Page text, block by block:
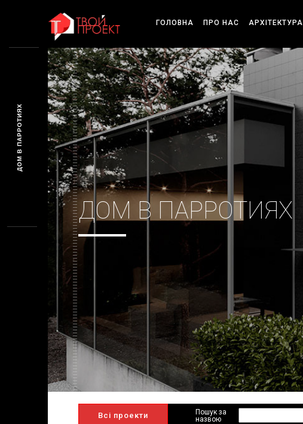
ГОЛОВНА ПРО НАС АРХІТЕКТУРА
ДОМ В ПАРРОТИЯХ
Всі проекти
Пошук за
назвою
ДОМ В ПАРРОТИЯХ